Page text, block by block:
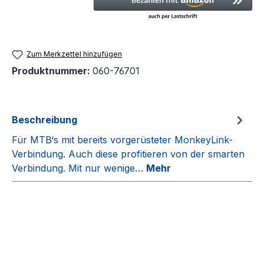
Zum Merkzettel hinzufügen
Produktnummer: 060-76701
Beschreibung
Für MTB‘s mit bereits vorgerüsteter MonkeyLink-
Verbindung. Auch diese profitieren von der smarten
Verbindung. Mit nur wenige… Mehr